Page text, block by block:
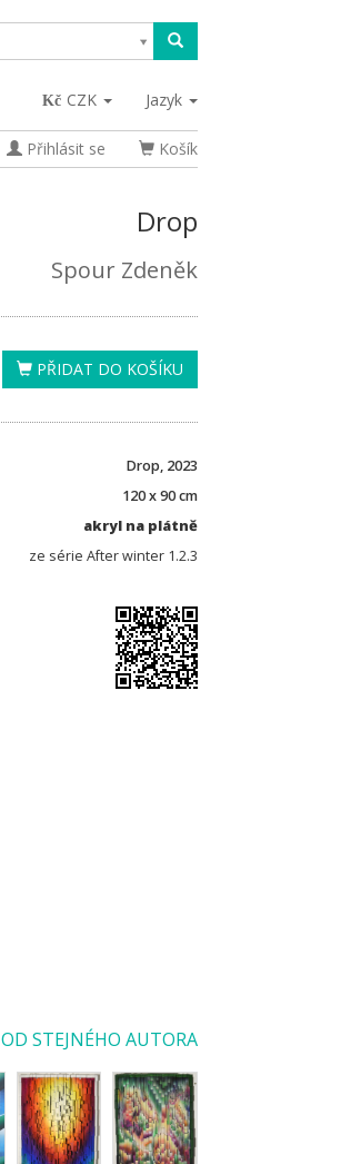
CZK Jazyk
Přihlásit se Košík
Drop
Spour Zdeněk
PŘIDAT DO KOŠÍKU
Drop, 2023
120 x 90 cm
akryl na plátně
ze série After winter 1.2.3
OD STEJNÉHO AUTORA